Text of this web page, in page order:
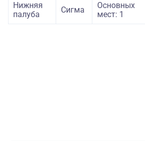
Нижняя
палуба
Сигма
Основных
мест: 1